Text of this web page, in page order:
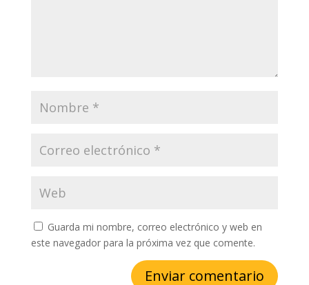
Guarda mi nombre, correo electrónico y web en
este navegador para la próxima vez que comente.